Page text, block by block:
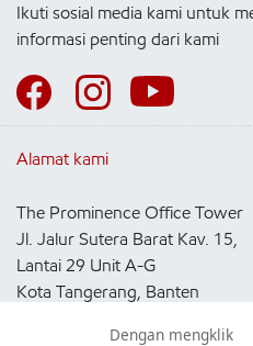
Ikuti sosial media kami untuk
informasi penting dari kami
Alamat kami
The Prominence Office Tower
Jl. Jalur Sutera Barat Kav. 15,
Lantai 29 Unit A-G
Kota Tangerang, Banten
Dengan mengklik